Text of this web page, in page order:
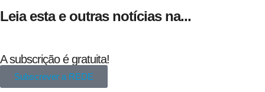
Leia esta e outras notícias na...
A subscrição é gratuita!
Subscrever a REDE